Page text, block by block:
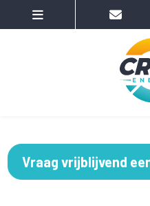
Vraag vrijblijvend